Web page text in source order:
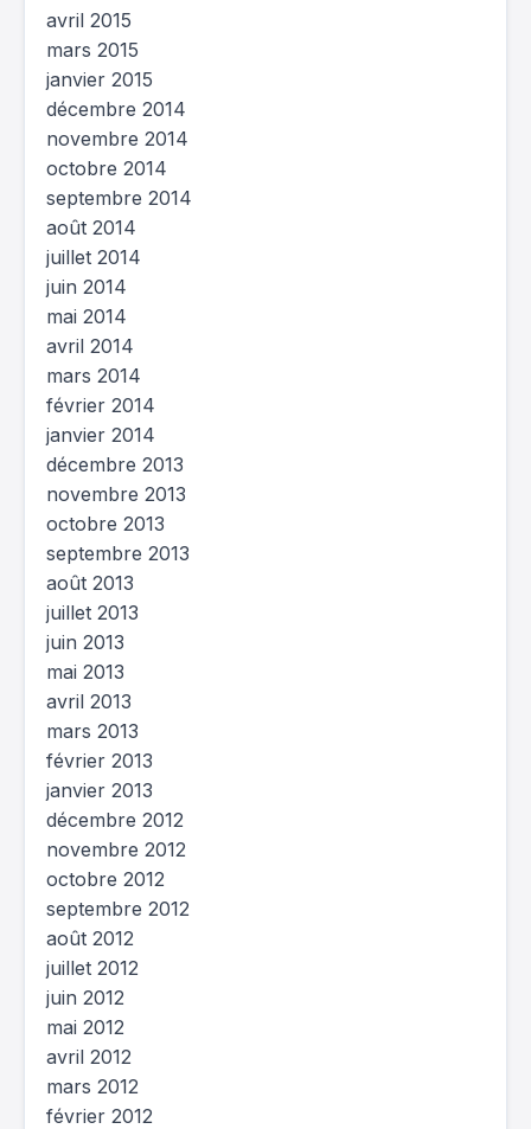
avril 2015
mars 2015
janvier 2015
décembre 2014
novembre 2014
octobre 2014
septembre 2014
août 2014
juillet 2014
juin 2014
mai 2014
avril 2014
mars 2014
février 2014
janvier 2014
décembre 2013
novembre 2013
octobre 2013
septembre 2013
août 2013
juillet 2013
juin 2013
mai 2013
avril 2013
mars 2013
février 2013
janvier 2013
décembre 2012
novembre 2012
octobre 2012
septembre 2012
août 2012
juillet 2012
juin 2012
mai 2012
avril 2012
mars 2012
février 2012